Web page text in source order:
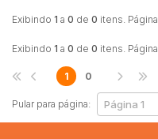
Veículos
Carro
Carros
Moto
Motocicleta
Exibindo 1 a 0 de 0 itens. Página
Exibindo 1 a 0 de 0 itens. Página
Pular para página:
1 0